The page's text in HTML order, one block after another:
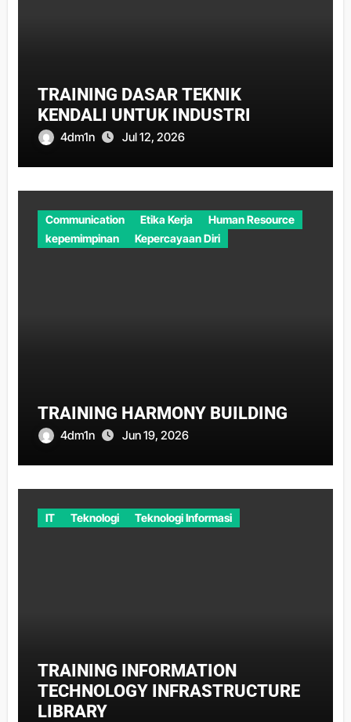
TRAINING DASAR TEKNIK
KENDALI UNTUK INDUSTRI
4dm1n Jul 12, 2026
Communication Etika Kerja
Human Resource
kepemimpinan
Kepercayaan Diri
TRAINING HARMONY BUILDING
4dm1n Jun 19, 2026
IT Teknologi Teknologi Informasi
TRAINING INFORMATION
TECHNOLOGY INFRASTRUCTURE
LIBRARY